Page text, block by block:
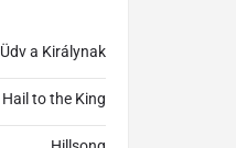
Üdv a Királynak
Hail to the King